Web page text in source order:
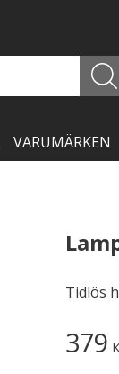
VARUMÄRKEN
Tidlös
379